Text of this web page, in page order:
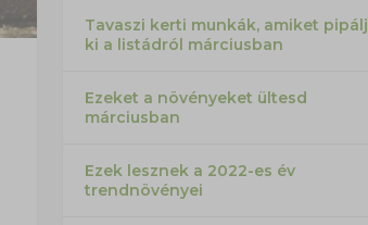
Tavaszi kerti munkák, amiket pipálj
ki a listádról márciusban
Ezeket a növényeket ültesd
márciusban
Ezek lesznek a 2022-es év
trendnövényei